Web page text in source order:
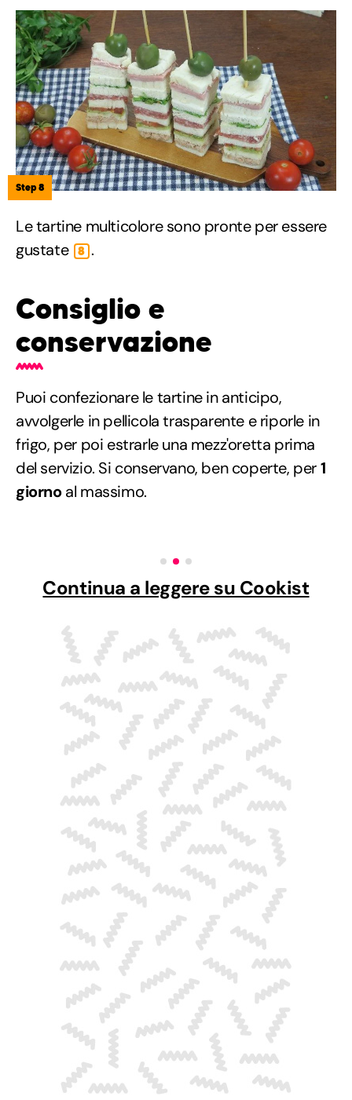
Step 8
Le tartine multicolore sono pronte per essere
gustate
8 .
Consiglio e
conservazione
Puoi confezionare le tartine in anticipo,
avvolgerle in pellicola trasparente e riporle in
frigo, per poi estrarle una mezz'oretta prima
del servizio. Si conservano, ben coperte, per1
giornoal massimo.
Continua a leggere su Cookist